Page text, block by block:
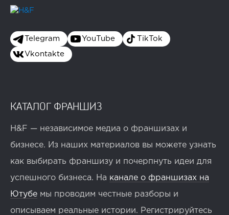
Telegram YouTube TikTok
Vkontakte
КАТАЛОГ ФРАНШИЗ
H&F — независимое медиа о франшизах и
бизнесе. Из наших материалов вы можете узнать
как выбирать франшизу и почерпнуть идеи для
успешного бизнеса. На канале о франшизах на
Ютубе мы проводим честные разборы и
описываем реальные истории. Регистрируйтесь